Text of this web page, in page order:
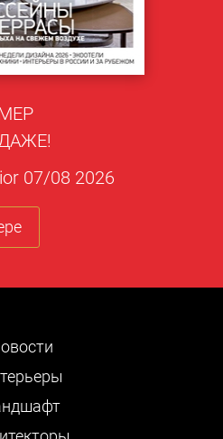
07/08 2026